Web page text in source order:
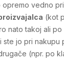
opremo vedno
(kot
nato takoj ali
ste jo pri
(npr. po